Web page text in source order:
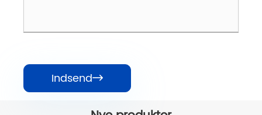
Indsend